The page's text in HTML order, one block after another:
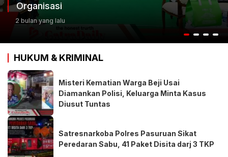
Keputusan Terbaik
3 bulan yang lalu
HUKUM & KRIMINAL
Misteri Kematian Warga Beji Usai
Diamankan Polisi, Keluarga Minta Kasus
Diusut Tuntas
Satresnarkoba Polres Pasuruan Sikat
Peredaran Sabu, 41 Paket Disita darj 3 TKP